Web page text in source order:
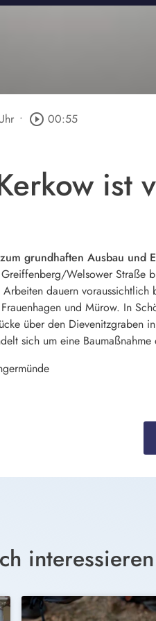
• play_circle_outline 00:55
ist
grundhaften Ausbau und
Welsower Straße
dauern
und Mürow. In
über den Dievenitzgraben
sich um eine
interessieren